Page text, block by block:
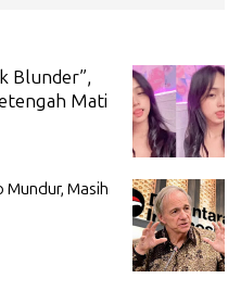
Blunder”,
Mati
Mundur, Masih